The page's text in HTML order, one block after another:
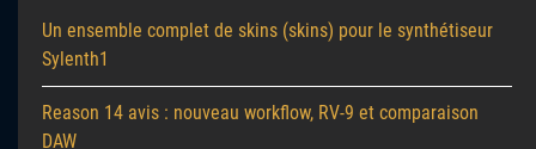
Un ensemble complet de skins (skins) pour le synthétiseur
Sylenth1
Reason 14 avis : nouveau workflow, RV-9 et comparaison
DAW